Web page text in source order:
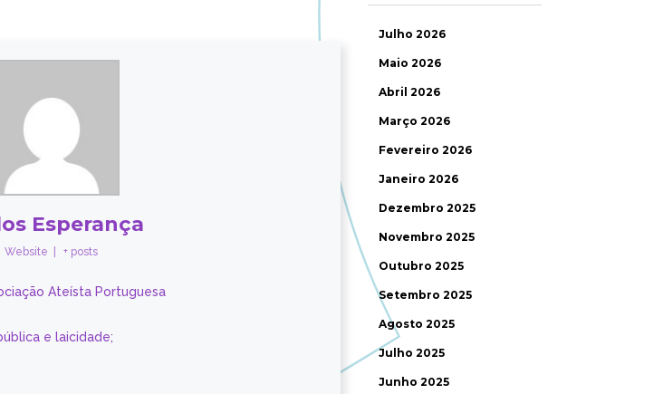
Esperança
Website + posts
Ateísta Portuguesa
e laicidade;
Julho 2026
Maio 2026
Abril 2026
Março 2026
Fevereiro 2026
Janeiro 2026
Dezembro 2025
Novembro 2025
Outubro 2025
Setembro 2025
Agosto 2025
Julho 2025
Junho 2025